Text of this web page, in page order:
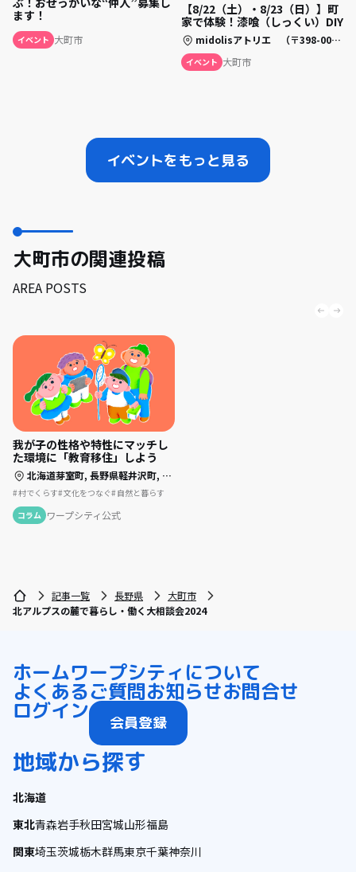
ます！
イベント 大町市
【8/22（土）・8/23（日）】町
家で体験！漆喰（しっくい）DIY
midolisアトリエ （〒398-0002 長野県大町市大町五日町 3250）
イベント 大町市
イベントをもっと見る
大町市の関連投稿
AREA POSTS
我が子の性格や特性にマッチし
た環境に「教育移住」しよう
北海道芽室町, 長野県軽井沢町, 長野県大町市,
村でくらす 文化をつなぐ
自然と暮らす
コラム ワープシティ公式
記事一覧 長野県
大町市
北アルプスの麓で暮らし・働く大相談会2024
ホームワープシティについて
よくあるご質問お知らせお問合せ
ログイン 会員登録
地域から探す
北海道
東北青森岩手秋田宮城山形福島
関東埼玉茨城栃木群馬東京千葉神奈川